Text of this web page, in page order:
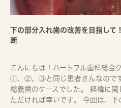
下の部分入れ歯の改善を目指し
断
こんにちは！ハートフル歯科総合
①、②、③と同じ患者さんなので
総義歯のケースでした。 経緯に関
ただければ幸いです。 今回は、